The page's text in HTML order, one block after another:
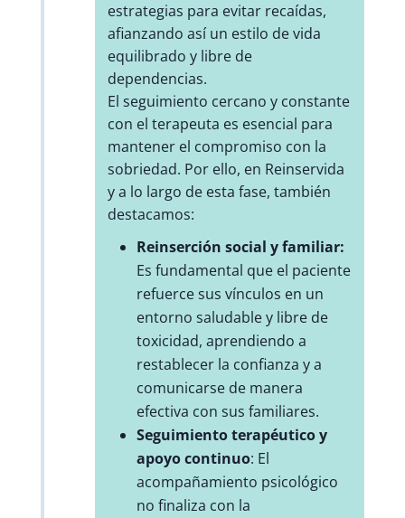
estrategias para evitar recaídas,
afianzando así un estilo de vida
equilibrado y libre de
dependencias.
El seguimiento cercano y constante
con el terapeuta es esencial para
mantener el compromiso con la
sobriedad. Por ello, en Reinservida
y a lo largo de esta fase, también
destacamos:
Reinserción social y familiar:
Es fundamental que el paciente
refuerce sus vínculos en un
entorno saludable y libre de
toxicidad, aprendiendo a
restablecer la confianza y a
comunicarse de manera
efectiva con sus familiares.
Seguimiento terapéutico y
apoyo continuo: El
acompañamiento psicológico
no finaliza con la